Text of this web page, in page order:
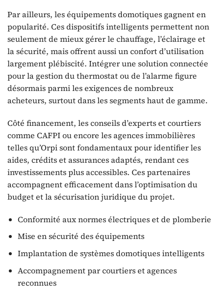
Par ailleurs, les équipements domotiques gagnent en
popularité. Ces dispositifs intelligents permettent non
seulement de mieux gérer le chauffage, l’éclairage et
la sécurité, mais offrent aussi un confort d’utilisation
largement plébiscité. Intégrer une solution connectée
pour la gestion du thermostat ou de l’alarme figure
désormais parmi les exigences de nombreux
acheteurs, surtout dans les segments haut de gamme.
Côté financement, les conseils d’experts et courtiers
comme CAFPI ou encore les agences immobilières
telles qu’Orpi sont fondamentaux pour identifier les
aides, crédits et assurances adaptés, rendant ces
investissements plus accessibles. Ces partenaires
accompagnent efficacement dans l’optimisation du
budget et la sécurisation juridique du projet.
Conformité aux normes électriques et de plomberie
Mise en sécurité des équipements
Implantation de systèmes domotiques intelligents
Accompagnement par courtiers et agences
reconnues